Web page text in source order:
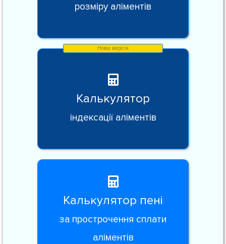
розміру аліментів
Калькулятор
індексації аліментів
Калькулятор пені
за прострочення сплати
аліментів